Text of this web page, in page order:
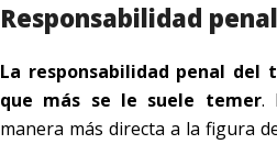
Responsabilidad penal
La responsabilidad penal del
que más se le suele temer.
manera más directa a la figura